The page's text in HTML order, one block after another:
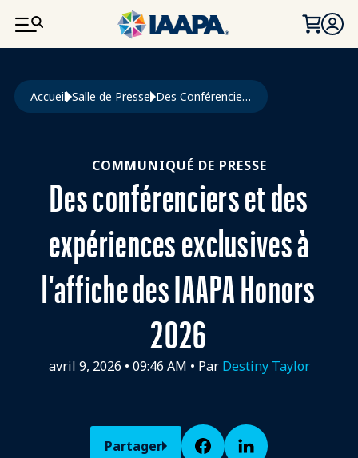
ALLER AU CONTENU PRINCIPAL
Fil d'Ariane
Accueil Salle de Presse Des Conférenciers et Des Expériences Exclusives À L'affiche Des IAAPA Honors 2026
COMMUNIQUÉ DE PRESSE
Des conférenciers et des
expériences exclusives à
l'affiche des IAAPA Honors
2026
avril 9, 2026 • 09:46 AM • Par Destiny Taylor
Partager